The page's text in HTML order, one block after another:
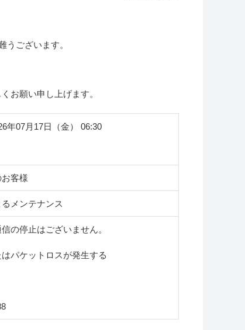
うございます。
お願い申し上げます。
年07月17日（金） 06:30
客様
メンテナンス
の停止はございません。
パケットロスが発生する